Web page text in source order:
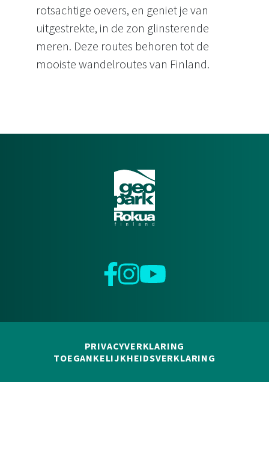
rotsachtige oevers, en geniet je van
uitgestrekte, in de zon glinsterende
meren. Deze routes behoren tot de
mooiste wandelroutes van Finland.
Facebook
InstagramYouTube
PRIVACYVERKLARING
TOEGANKELIJKHEIDSVERKLARING